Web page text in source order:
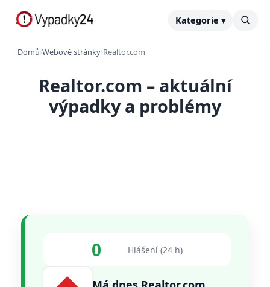
Kategorie ▾
Domů›Webové stránky›Realtor.com
Realtor.com – aktuální
výpadky a problémy
0 Hlášení (24 h)